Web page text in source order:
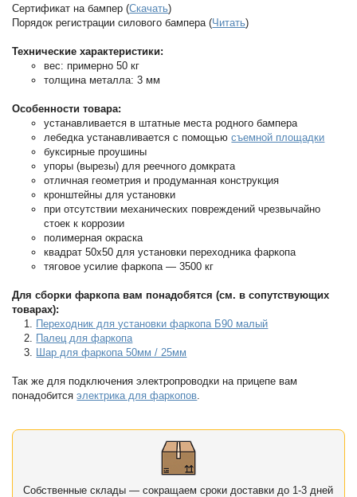
Сертификат на бампер (Скачать)
Порядок регистрации силового бампера (Читать)
Технические характеристики:
вес: примерно 50 кг
толщина металла: 3 мм
Особенности товара:
устанавливается в штатные места родного бампера
лебедка устанавливается с помощьюсъемной площадки
буксирные проушины
упоры (вырезы) для реечного домкрата
отличная геометрия и продуманная конструкция
кронштейны для установки
при отсутствии механических повреждений чрезвычайно
стоек к коррозии
полимерная окраска
квадрат 50х50 для установки переходника фаркопа
тяговое усилие фаркопа — 3500 кг
Для сборки фаркопа вам понадобятся (см. в сопутствующих
товарах):
Переходник для установки фаркопа Б90 малый
Палец для фаркопа
Шар для фаркопа 50мм / 25мм
Так же для подключения электропроводки на прицепе вам
понадобитсяэлектрика для фаркопов
Собственные склады — сокращаем сроки доставки до 1-3 дней